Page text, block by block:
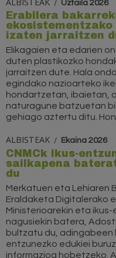
Uztaila 2026
Erabilera
izaten jarraitzen
Elikagaien eta edarien
duten plastikozko
jarraitzen dute. Hala
egindako nazioarteko
hondartzetan, ibaietan,
naturagune batzuetan
gehiago aztertu ditu.
ALBISTEAK Ekaina 2026
CNMCk ikus-
sailkapena
du
Merkatuen eta Lehiaren
Eraldaketa Digitalerako
Ministerioarekin eta
nagusiekin batera,
bultzatu du,
entzunezko edukiei
informazioa hobetzeko.